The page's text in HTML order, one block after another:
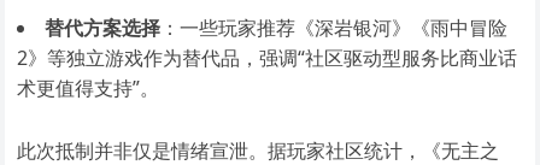
替代方案选择 ：一些玩家推荐《深岩银河》《雨中冒险
2》等独立游戏作为替代品，强调“社区驱动型服务比商业话
术更值得支持”。
此次抵制并非仅是情绪宣泄。据玩家社区统计，《无主之